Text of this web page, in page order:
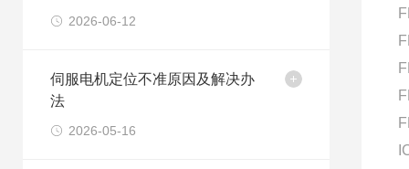
2026-06-12
伺服电机定位不准原因及解决办
法
2026-05-16